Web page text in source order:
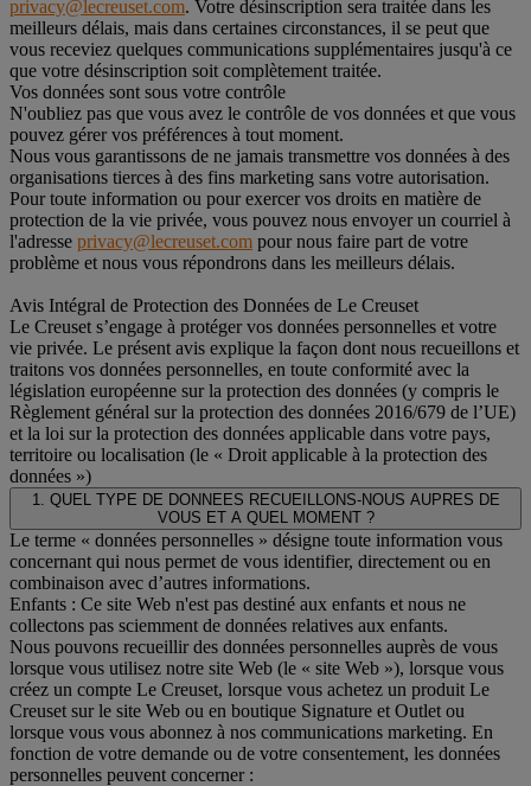
privacy@lecreuset.com. Votre désinscription sera traitée dans les
meilleurs délais, mais dans certaines circonstances, il se peut que
vous receviez quelques communications supplémentaires jusqu'à ce
que votre désinscription soit complètement traitée.
Vos données sont sous votre contrôle
N'oubliez pas que vous avez le contrôle de vos données et que vous
pouvez gérer vos préférences à tout moment.
Nous vous garantissons de ne jamais transmettre vos données à des
organisations tierces à des fins marketing sans votre autorisation.
Pour toute information ou pour exercer vos droits en matière de
protection de la vie privée, vous pouvez nous envoyer un courriel à
l'adresse privacy@lecreuset.com pour nous faire part de votre
problème et nous vous répondrons dans les meilleurs délais.
Avis Intégral de Protection des Données de Le Creuset
Le Creuset s’engage à protéger vos données personnelles et votre
vie privée. Le présent avis explique la façon dont nous recueillons et
traitons vos données personnelles, en toute conformité avec la
législation européenne sur la protection des données (y compris le
Règlement général sur la protection des données 2016/679 de l’UE)
et la loi sur la protection des données applicable dans votre pays,
territoire ou localisation (le « Droit applicable à la protection des
données »)
1. QUEL TYPE DE DONNEES RECUEILLONS-NOUS AUPRES DE
VOUS ET A QUEL MOMENT ?
Le terme « données personnelles » désigne toute information vous
concernant qui nous permet de vous identifier, directement ou en
combinaison avec d’autres informations.
Enfants : Ce site Web n'est pas destiné aux enfants et nous ne
collectons pas sciemment de données relatives aux enfants.
Nous pouvons recueillir des données personnelles auprès de vous
lorsque vous utilisez notre site Web (le « site Web »), lorsque vous
créez un compte Le Creuset, lorsque vous achetez un produit Le
Creuset sur le site Web ou en boutique Signature et Outlet ou
lorsque vous vous abonnez à nos communications marketing. En
fonction de votre demande ou de votre consentement, les données
personnelles peuvent concerner :